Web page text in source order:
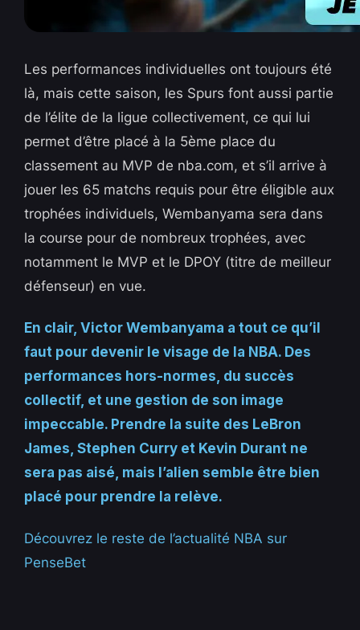
Les performances individuelles ont toujours été
là, mais cette saison, les Spurs font aussi partie
de l’élite de la ligue collectivement, ce qui lui
permet d’être placé à la 5ème place du
classement au MVP de nba.com, et s’il arrive à
jouer les 65 matchs requis pour être éligible aux
trophées individuels, Wembanyama sera dans
la course pour de nombreux trophées, avec
notamment le MVP et le DPOY (titre de meilleur
défenseur) en vue.
En clair, Victor Wembanyama a tout ce qu’il
faut pour devenir le visage de la NBA. Des
performances hors-normes, du succès
collectif, et une gestion de son image
impeccable. Prendre la suite des LeBron
James, Stephen Curry et Kevin Durant ne
sera pas aisé, mais l’alien semble être bien
placé pour prendre la relève.
Découvrez le reste de l’actualité NBA sur
PenseBet